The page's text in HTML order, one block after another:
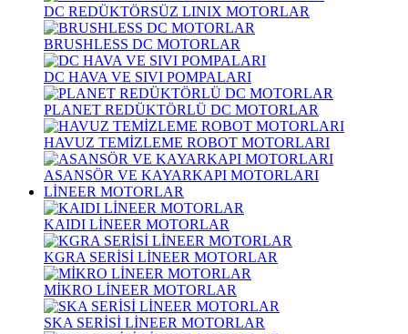
DC REDÜKTÖRSÜZ LINIX MOTORLAR
BRUSHLESS DC MOTORLAR
DC HAVA VE SIVI POMPALARI
PLANET REDÜKTÖRLÜ DC MOTORLAR
HAVUZ TEMİZLEME ROBOT MOTORLARI
ASANSÖR VE KAYARKAPI MOTORLARI
LİNEER MOTORLAR
KAIDI LİNEER MOTORLAR
KGRA SERİSİ LİNEER MOTORLAR
MİKRO LİNEER MOTORLAR
SKA SERİSİ LİNEER MOTORLAR